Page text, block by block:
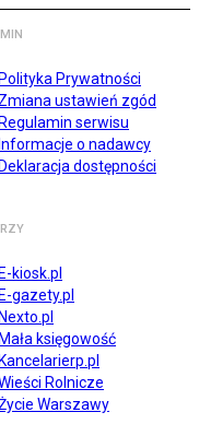
Polityka Prywatności
Zmiana ustawień zgód
Regulamin serwisu
Informacje o nadawcy
Deklaracja dostępności
E-kiosk.pl
E-gazety.pl
Nexto.pl
Mała księgowość
Kancelarierp.pl
Rolnicze
Warszawy